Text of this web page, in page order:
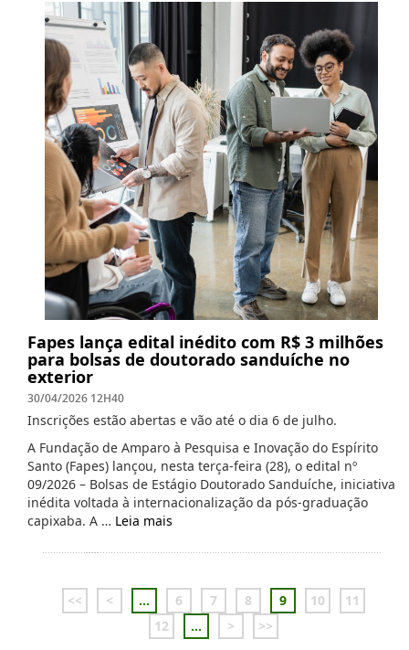
Fapes lança edital inédito com R$ 3 milhões
para bolsas de doutorado sanduíche no
exterior
30/04/2026 12H40
Inscrições estão abertas e vão até o dia 6 de julho.
A Fundação de Amparo à Pesquisa e Inovação do Espírito
Santo (Fapes) lançou, nesta terça-feira (28), o edital nº
09/2026 – Bolsas de Estágio Doutorado Sanduíche, iniciativa
inédita voltada à internacionalização da pós-graduação
capixaba. A … Leia mais
<< < ... 6 7 8 9 10
11
12
... > >>